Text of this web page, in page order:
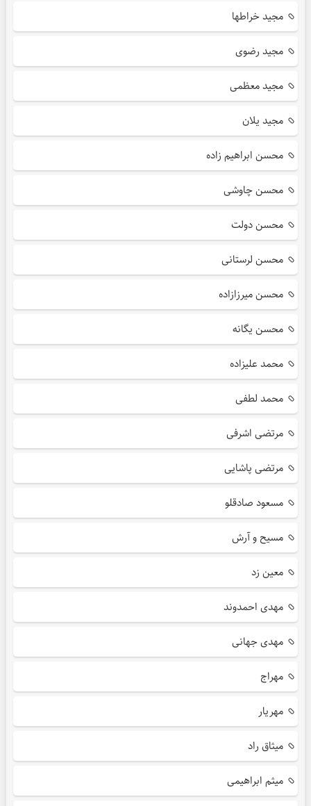
مجید خراطها
مجید رضوی
مجید معظمی
مجید یلان
محسن ابراهیم زاده
محسن چاوشی
محسن دولت
محسن لرستانی
محسن میرزازاده
محسن یگانه
محمد علیزاده
محمد لطفی
مرتضی اشرفی
مرتضی پاشایی
مسعود صادقلو
مسیح و آرش
معین زد
مهدی احمدوند
مهدی جهانی
مهراج
مهریار
میثاق راد
میثم ابراهیمی